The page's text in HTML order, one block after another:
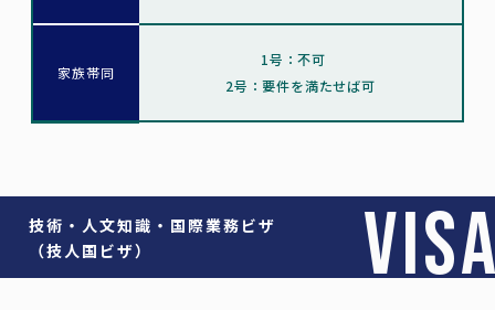
家族帯同
1号：不可
2号：要件を満たせば可
技術・人文知識・国際業務ビザ
（技人国ビザ）